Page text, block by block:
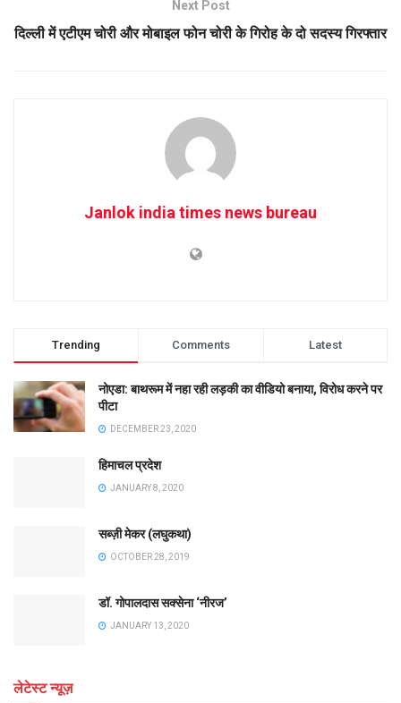
Next Post
दिल्ली में एटीएम चोरी और मोबाइल फोन चोरी के गिरोह के दो सदस्य गिरफ्तार
Janlok india times news bureau
Trending Comments Latest
नोएडा: बाथरूम में नहा रही लड़की का वीडियो बनाया, विरोध करने पर
पीटा
DECEMBER 23, 2020
हिमाचल प्रदेश
JANUARY 8, 2020
सब्ज़ी मेकर (लघुकथा)
OCTOBER 28, 2019
डॉ. गोपालदास सक्सेना ‘नीरज’
JANUARY 13, 2020
लेटेस्ट न्यूज़